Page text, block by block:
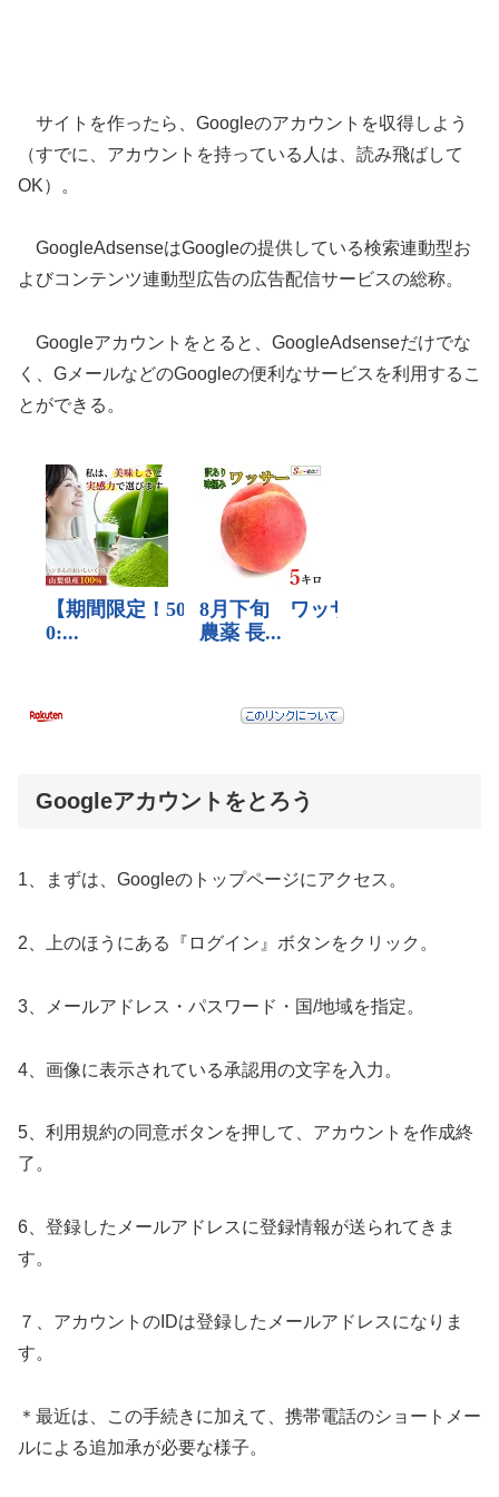
サイトを作ったら、Googleのアカウントを収得しよう
（すでに、アカウントを持っている人は、読み飛ばして
OK）。
GoogleAdsenseはGoogleの提供している検索連動型お
よびコンテンツ連動型広告の広告配信サービスの総称。
Googleアカウントをとると、GoogleAdsenseだけでな
く、GメールなどのGoogleの便利なサービスを利用するこ
とができる。
Googleアカウントをとろう
1、まずは、Googleのトップページにアクセス。
2、上のほうにある『ログイン』ボタンをクリック。
3、メールアドレス・パスワード・国/地域を指定。
4、画像に表示されている承認用の文字を入力。
5、利用規約の同意ボタンを押して、アカウントを作成終
了。
6、登録したメールアドレスに登録情報が送られてきま
す。
７、アカウントのIDは登録したメールアドレスになりま
す。
＊最近は、この手続きに加えて、携帯電話のショートメー
ルによる追加承が必要な様子。